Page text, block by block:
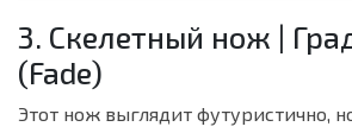
3. Скелетный нож |
(Fade)
Этот нож выглядит футуристично,